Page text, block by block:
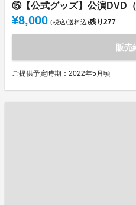
⑮【公式グッズ】公演DVD（
¥8,000 (税込/送料込)残り277
販売
ご提供予定時期：2022年5月頃